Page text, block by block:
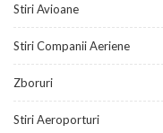
Stiri Avioane
Stiri Companii Aeriene
Zboruri
Stiri Aeroporturi